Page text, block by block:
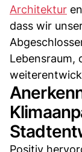
Architektur
dass wir
Lebensraum,
Positiv